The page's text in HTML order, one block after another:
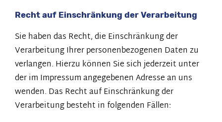
Recht auf Einschränkung der Verarbeitung
Sie haben das Recht, die Einschränkung der
Verarbeitung Ihrer personenbezogenen Daten zu
verlangen. Hierzu können Sie sich jederzeit unter
der im Impressum angegebenen Adresse an uns
wenden. Das Recht auf Einschränkung der
Verarbeitung besteht in folgenden Fällen: